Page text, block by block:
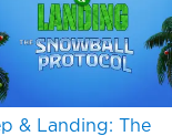
& Landing: The